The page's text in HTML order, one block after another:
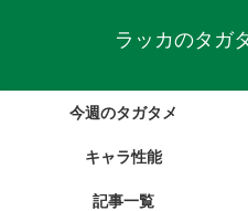
ラッカのタガ
今週のタガタメ
キャラ性能
記事一覧